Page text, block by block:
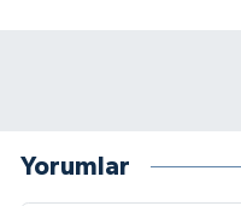
Yorumlar